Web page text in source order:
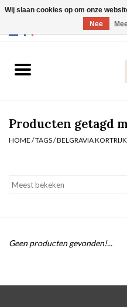
Slip
Nachtmode
Badmode
Producten getagd
HOME /TAGS/BELGRAVIA KORTRIJK
Geen producten gevonden!...
Wij slaan cookies op om onze
Nee
Webshop